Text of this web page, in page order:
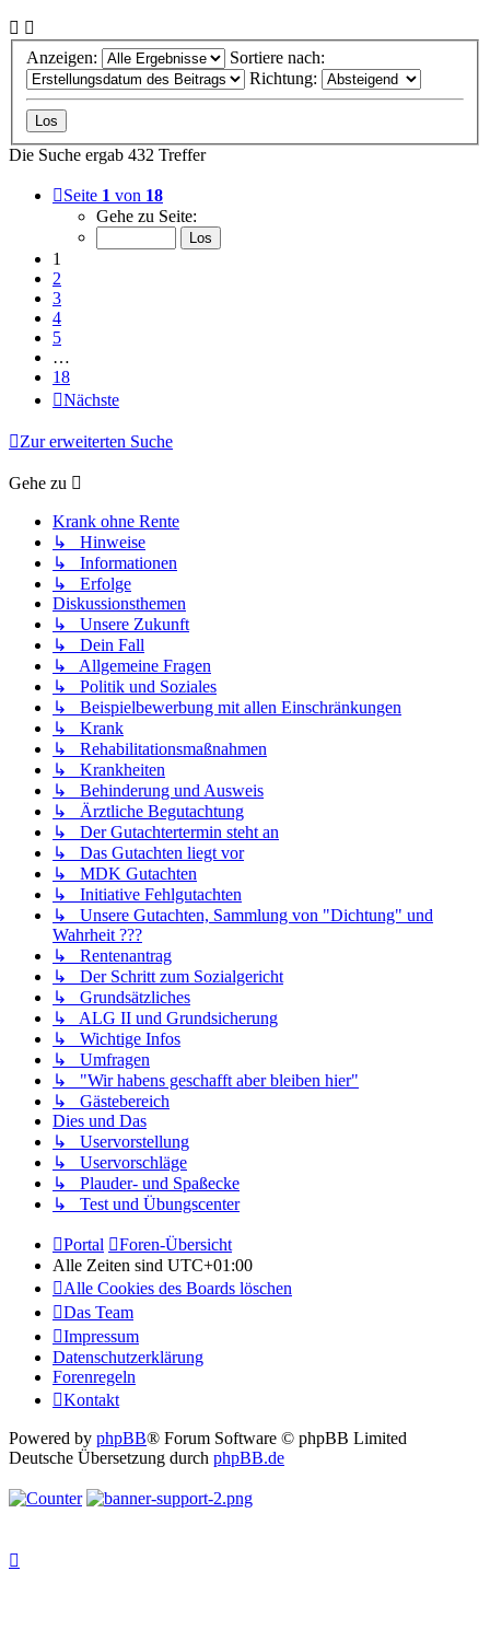
Anzeigen:
Sortiere nach:
Richtung:
Die Suche ergab 432 Treffer
Seite 1 von 18
Gehe zu Seite:
1
2
3
4
5
…
18
Nächste
Zur erweiterten Suche
Gehe zu
Krank ohne Rente
↳ Hinweise
↳ Informationen
↳ Erfolge
Diskussionsthemen
↳ Unsere Zukunft
↳ Dein Fall
↳ Allgemeine Fragen
↳ Politik und Soziales
↳ Beispielbewerbung mit allen Einschränkungen
↳ Krank
↳ Rehabilitationsmaßnahmen
↳ Krankheiten
↳ Behinderung und Ausweis
↳ Ärztliche Begutachtung
↳ Der Gutachtertermin steht an
↳ Das Gutachten liegt vor
↳ MDK Gutachten
↳ Initiative Fehlgutachten
↳ Unsere Gutachten, Sammlung von "Dichtung" und
Wahrheit ???
↳ Rentenantrag
↳ Der Schritt zum Sozialgericht
↳ Grundsätzliches
↳ ALG II und Grundsicherung
↳ Wichtige Infos
↳ Umfragen
↳ "Wir habens geschafft aber bleiben hier"
↳ Gästebereich
Dies und Das
↳ Uservorstellung
↳ Uservorschläge
↳ Plauder- und Spaßecke
↳ Test und Übungscenter
Portal
Foren-Übersicht
Alle Zeiten sind UTC+01:00
Alle Cookies des Boards löschen
Das Team
Impressum
Datenschutzerklärung
Forenregeln
Kontakt
Powered by phpBB® Forum Software © phpBB Limited
Deutsche Übersetzung durch phpBB.de